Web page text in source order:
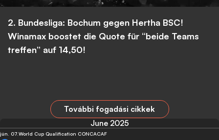
2. Bundesliga: Bochum gegen Hertha BSC!
Winamax boostet die Quote für “beide Teams
treffen” auf 14,50!
További fogadási cikkek
June 2025
jún. 07.World Cup Qualification CONCACAF